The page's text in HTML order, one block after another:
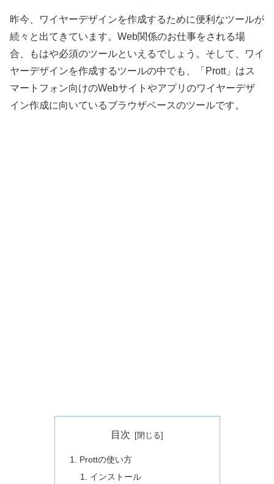
昨今、ワイヤーデザインを作成するために便利なツールが
続々と出てきています。Web関係のお仕事をされる場
合、もはや必須のツールといえるでしょう。そして、ワイ
ヤーデザインを作成するツールの中でも、「Prott」はス
マートフォン向けのWebサイトやアプリのワイヤーデザ
イン作成に向いているブラウザベースのツールです。
目次
Prottの使い方
インストール